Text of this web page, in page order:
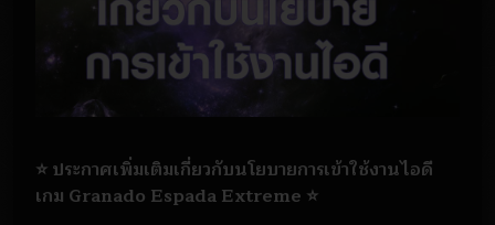
⭐ ประกาศเพิ่มเติมเกี่ยวกับนโยบายการเข้าใช้งานไอดี
เกม Granado Espada Extreme ⭐